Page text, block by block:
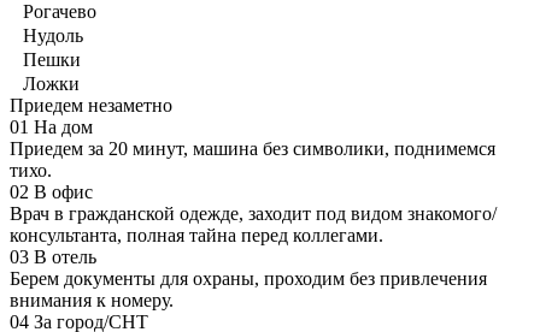
Рогачево
Нудоль
Пешки
Ложки
Приедем незаметно
01 На дом
Приедем за 20 минут, машина без символики, поднимемся
тихо.
02 В офис
Врач в гражданской одежде, заходит под видом знакомого/
консультанта, полная тайна перед коллегами.
03 В отель
Берем документы для охраны, проходим без привлечения
внимания к номеру.
04 За город/СНТ